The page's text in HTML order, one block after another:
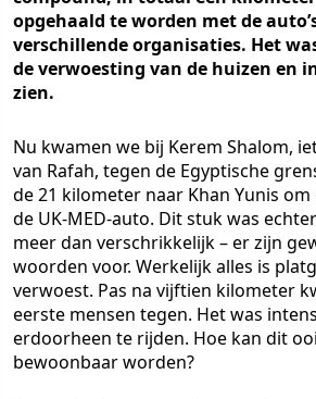
opgehaald te worden met de
verschillende organisaties. Het
de verwoesting van de huizen en
zien.
Nu kwamen we bij Kerem Shalom,
van Rafah, tegen de Egyptische
de 21 kilometer naar Khan Yunis
de UK-MED-auto. Dit stuk was
meer dan verschrikkelijk – er zijn
woorden voor. Werkelijk alles is
verwoest. Pas na vijftien kilometer
eerste mensen tegen. Het was
erdoorheen te rijden. Hoe kan dit
bewoonbaar worden?